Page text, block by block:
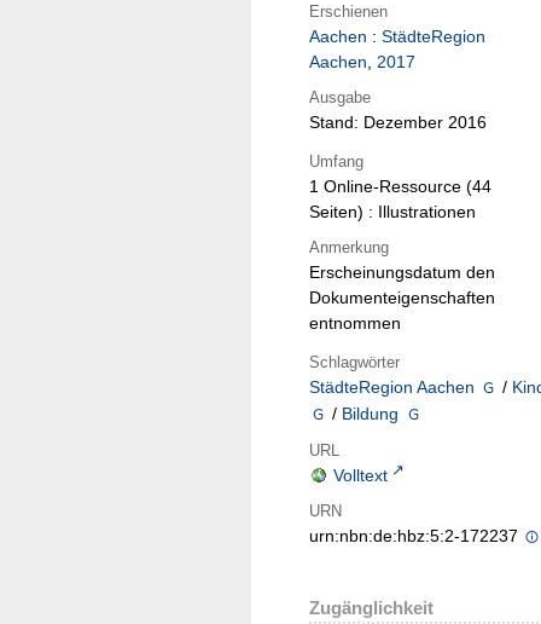
Erschienen
Aachen : StädteRegion
Aachen, 2017
Ausgabe
Stand: Dezember 2016
Umfang
1 Online-Ressource (44
Seiten) : Illustrationen
Anmerkung
Erscheinungsdatum den
Dokumenteigenschaften
entnommen
Schlagwörter
StädteRegion Aachen /
/ Bildung
URL
Volltext
URN
urn:nbn:de:hbz:5:2-172237
Zugänglichkeit